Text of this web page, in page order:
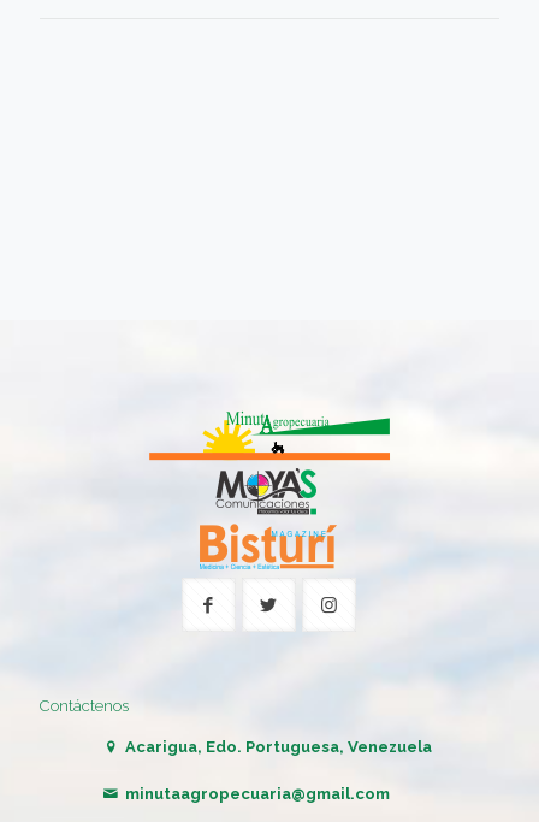
Contáctenos
Acarigua, Edo. Portuguesa, Venezuela
minutaagropecuaria@gmail.com